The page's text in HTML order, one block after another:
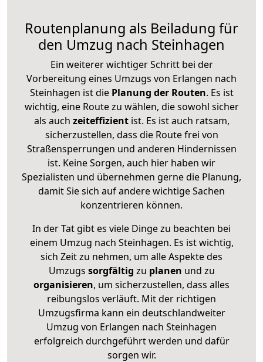
Routenplanung als Beiladung für
den Umzug nach Steinhagen
Ein weiterer wichtiger Schritt bei der
Vorbereitung eines Umzugs von Erlangen nach
Steinhagen ist diePlanung der Routen. Es ist
wichtig, eine Route zu wählen, die sowohl sicher
als auch zeiteffizientist. Es ist auch ratsam,
sicherzustellen, dass die Route frei von
Straßensperrungen und anderen Hindernissen
ist. Keine Sorgen, auch hier haben wir
Spezialisten und übernehmen gerne die Planung,
damit Sie sich auf andere wichtige Sachen
konzentrieren können.
In der Tat gibt es viele Dinge zu beachten bei
einem Umzug nach Steinhagen. Es ist wichtig,
sich Zeit zu nehmen, um alle Aspekte des
Umzugs sorgfältig zu planen und zu
organisieren, um sicherzustellen, dass alles
reibungslos verläuft. Mit der richtigen
Umzugsfirma kann ein deutschlandweiter
Umzug von Erlangen nach Steinhagen
erfolgreich durchgeführt werden und dafür
sorgen wir.